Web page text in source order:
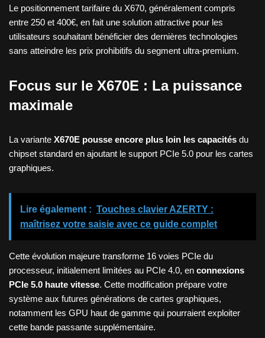
Le positionnement tarifaire du X670, généralement compris
entre 250 et 400€, en fait une solution attractive pour les
utilisateurs souhaitant bénéficier des dernières technologies
sans atteindre les prix prohibitifs du segment ultra-premium.
Focus sur le X670E : La puissance
maximale
La variante X670E pousse encore plus loin les capacités du
chipset standard en ajoutant le support PCIe 5.0 pour les cartes
graphiques.
Lire également : Touches clavier AZERTY :
maîtrisez votre saisie avec ce guide complet
Cette évolution majeure transforme 16 voies PCIe du
processeur, initialement limitées au PCIe 4.0, en connexions
PCIe 5.0 haute vitesse. Cette modification prépare votre
système aux futures générations de cartes graphiques,
notamment les GPU haut de gamme qui pourraient exploiter
cette bande passante supplémentaire.